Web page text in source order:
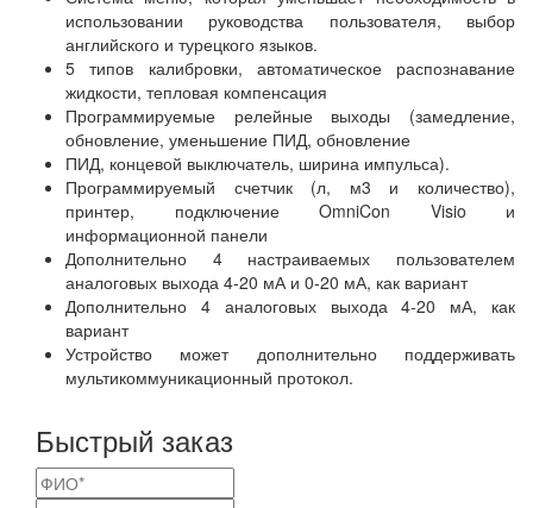
использовании руководства пользователя, выбор
английского и турецкого языков.
5 типов калибровки, автоматическое распознавание
жидкости, тепловая компенсация
Программируемые релейные выходы (замедление,
обновление, уменьшение ПИД, обновление
ПИД, концевой выключатель, ширина импульса).
Программируемый счетчик (л, м3 и количество),
принтер, подключение OmniCon Visio и
информационной панели
Дополнительно 4 настраиваемых пользователем
аналоговых выхода 4-20 мА и 0-20 мА, как вариант
Дополнительно 4 аналоговых выхода 4-20 мА, как
вариант
Устройство может дополнительно поддерживать
мультикоммуникационный протокол.
Быстрый заказ